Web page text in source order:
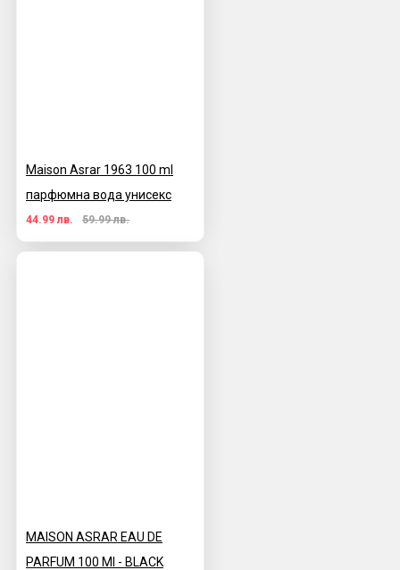
Maison Asrar 1963 100 ml
парфюмна вода унисекс
44.99 лв. 59.99 лв.
MAISON ASRAR EAU DE
PARFUM 100 Ml - BLACK